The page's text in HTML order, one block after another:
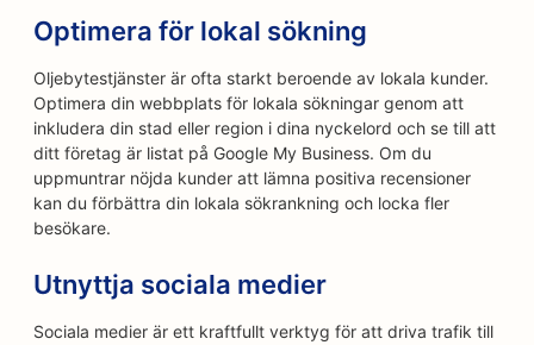
Optimera för lokal sökning
Oljebytestjänster är ofta starkt beroende av lokala kunder.
Optimera din webbplats för lokala sökningar genom att
inkludera din stad eller region i dina nyckelord och se till att
ditt företag är listat på Google My Business. Om du
uppmuntrar nöjda kunder att lämna positiva recensioner
kan du förbättra din lokala sökrankning och locka fler
besökare.
Utnyttja sociala medier
Sociala medier är ett kraftfullt verktyg för att driva trafik till